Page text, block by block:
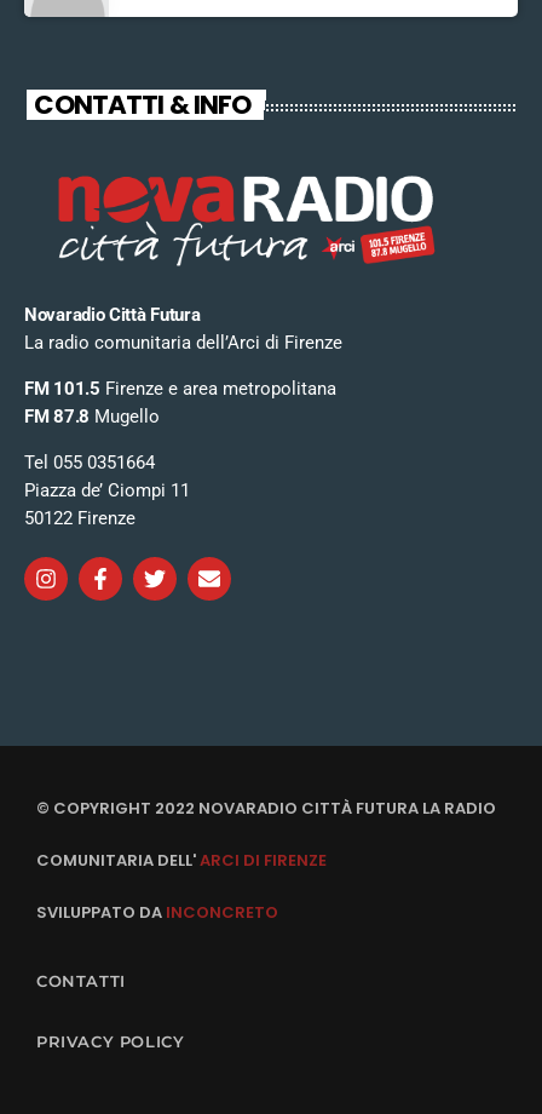
CONTATTI & INFO
Novaradio Città Futura
La radio comunitaria dell’Arci di Firenze
FM 101.5 Firenze e area metropolitana
FM 87.8 Mugello
Tel 055 0351664
Piazza de’ Ciompi 11
50122 Firenze
© COPYRIGHT 2022 NOVARADIO CITTÀ FUTURA LA RADIO
COMUNITARIA DELL'ARCI DI FIRENZE
SVILUPPATO DA INCONCRETO
CONTATTI
PRIVACY POLICY